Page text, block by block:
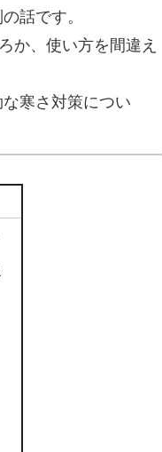
話です。
か、使い方を間違え
寒さ対策につい